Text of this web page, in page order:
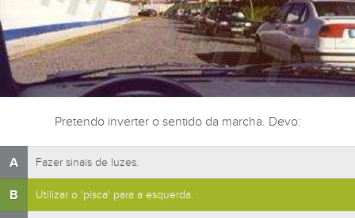
Pretendo inverter o sentido da marcha. Devo:
A Fazer sinais de luzes.
B Utilizar o 'pisca' para a esquerda.